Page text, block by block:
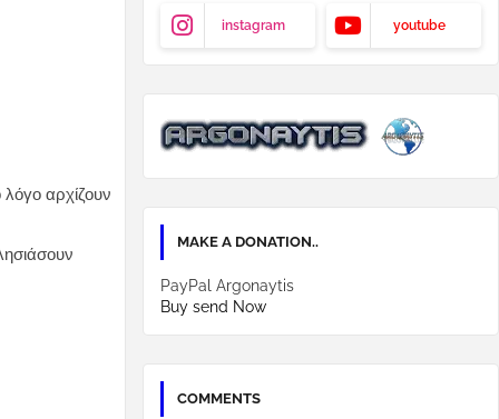
λόγο αρχίζουν
instagram youtube
MAKE A DONATION..
PayPal Argonaytis
Buy send Now
COMMENTS